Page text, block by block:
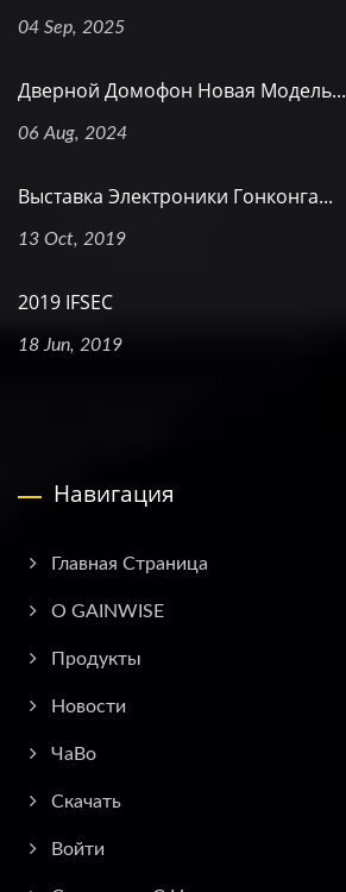
04 Sep, 2025
Дверной Домофон Новая Модель...
06 Aug, 2024
Выставка Электроники Гонконга...
13 Oct, 2019
2019 IFSEC
18 Jun, 2019
Навигация
Главная Страница
О GAINWISE
Продукты
Новости
ЧаВо
Скачать
Войти